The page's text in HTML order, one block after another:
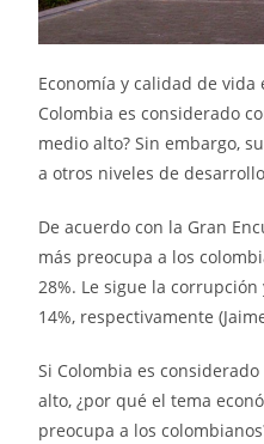
Economía y calidad de vida
Colombia es considerado
medio alto? Sin embargo,
a otros niveles de
De acuerdo con la Gran
más preocupa a los
28%. Le sigue la
14%, respectivamente
Si Colombia es
alto, ¿por qué el tema
preocupa a los